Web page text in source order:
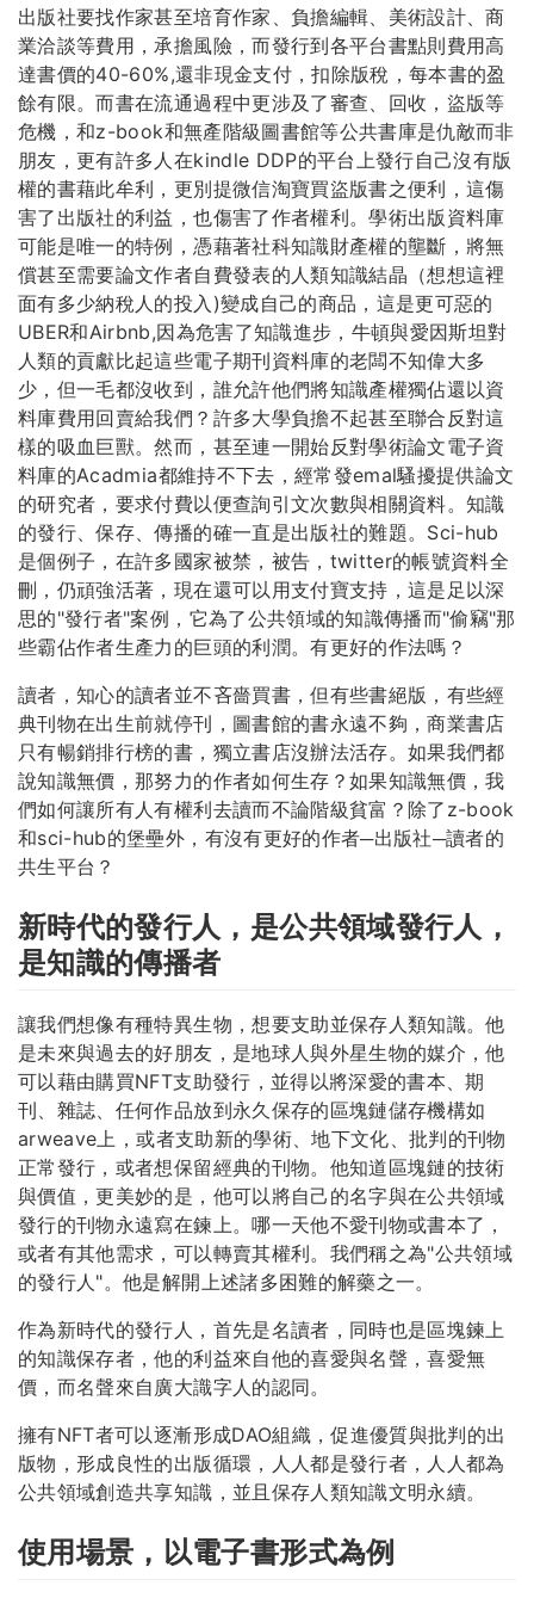
出版社要找作家甚至培育作家、負擔編輯、美術設計、商
業洽談等費用，承擔風險，而發行到各平台書點則費用高
達書價的40-60%,還非現金支付，扣除版稅，每本書的盈
餘有限。而書在流通過程中更涉及了審查、回收，盜版等
危機，和z-book和無產階級圖書館等公共書庫是仇敵而非
朋友，更有許多人在kindle DDP的平台上發行自己沒有版
權的書藉此牟利，更別提微信淘寶買盜版書之便利，這傷
害了出版社的利益，也傷害了作者權利。學術出版資料庫
可能是唯一的特例，憑藉著社科知識財產權的壟斷，將無
償甚至需要論文作者自費發表的人類知識結晶（想想這裡
面有多少納稅人的投入)變成自己的商品，這是更可惡的
UBER和Airbnb,因為危害了知識進步，牛頓與愛因斯坦對
人類的貢獻比起這些電子期刊資料庫的老闆不知偉大多
少，但一毛都沒收到，誰允許他們將知識產權獨佔還以資
料庫費用回賣給我們？許多大學負擔不起甚至聯合反對這
樣的吸血巨獸。然而，甚至連一開始反對學術論文電子資
料庫的Acadmia都維持不下去，經常發emal騷擾提供論文
的研究者，要求付費以便查詢引文次數與相關資料。知識
的發行、保存、傳播的確一直是出版社的難題。Sci-hub
是個例子，在許多國家被禁，被告，twitter的帳號資料全
刪，仍頑強活著，現在還可以用支付寶支持，這是足以深
思的"發行者"案例，它為了公共領域的知識傳播而"偷竊"那
些霸佔作者生產力的巨頭的利潤。有更好的作法嗎？
讀者，知心的讀者並不吝嗇買書，但有些書絕版，有些經
典刊物在出生前就停刊，圖書館的書永遠不夠，商業書店
只有暢銷排行榜的書，獨立書店沒辦法活存。如果我們都
說知識無價，那努力的作者如何生存？如果知識無價，我
們如何讓所有人有權利去讀而不論階級貧富？除了z-book
和sci-hub的堡壘外，有沒有更好的作者─出版社─讀者的
共生平台？
新時代的發行人，是公共領域發行人，
是知識的傳播者
讓我們想像有種特異生物，想要支助並保存人類知識。他
是未來與過去的好朋友，是地球人與外星生物的媒介，他
可以藉由購買NFT支助發行，並得以將深愛的書本、期
刊、雜誌、任何作品放到永久保存的區塊鏈儲存機構如
arweave上，或者支助新的學術、地下文化、批判的刊物
正常發行，或者想保留經典的刊物。他知道區塊鏈的技術
與價值，更美妙的是，他可以將自己的名字與在公共領域
發行的刊物永遠寫在鍊上。哪一天他不愛刊物或書本了，
或者有其他需求，可以轉賣其權利。我們稱之為"公共領域
的發行人"。他是解開上述諸多困難的解藥之一。
作為新時代的發行人，首先是名讀者，同時也是區塊鍊上
的知識保存者，他的利益來自他的喜愛與名聲，喜愛無
價，而名聲來自廣大識字人的認同。
擁有NFT者可以逐漸形成DAO組織，促進優質與批判的出
版物，形成良性的出版循環，人人都是發行者，人人都為
公共領域創造共享知識，並且保存人類知識文明永續。
使用場景，以電子書形式為例